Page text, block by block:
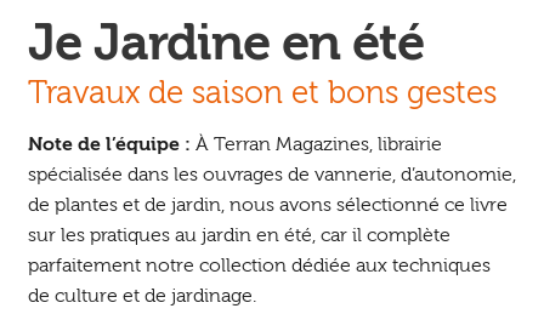
Je Jardine en été
Travaux de saison et bons gestes
Note de l’équipe : À Terran Magazines, librairie
spécialisée dans les ouvrages de vannerie, d’autonomie,
de plantes et de jardin, nous avons sélectionné ce livre
sur les pratiques au jardin en été, car il complète
parfaitement notre collection dédiée aux techniques
de culture et de jardinage.